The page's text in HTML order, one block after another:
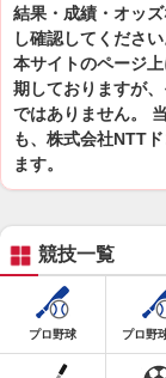
結果・成績・オッ
し確認してください
本サイトのページ
期しておりますが
ではありません。
も、株式会社NTT
ます。
競技一覧
プロ野球 プロ野